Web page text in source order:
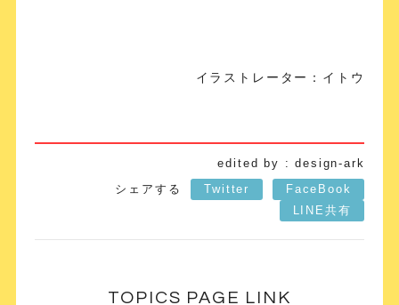
イラストレーター：イトウ
edited by : design-ark
シェアする
Twitter
FaceBook
LINE共有
TOPICS PAGE LINK